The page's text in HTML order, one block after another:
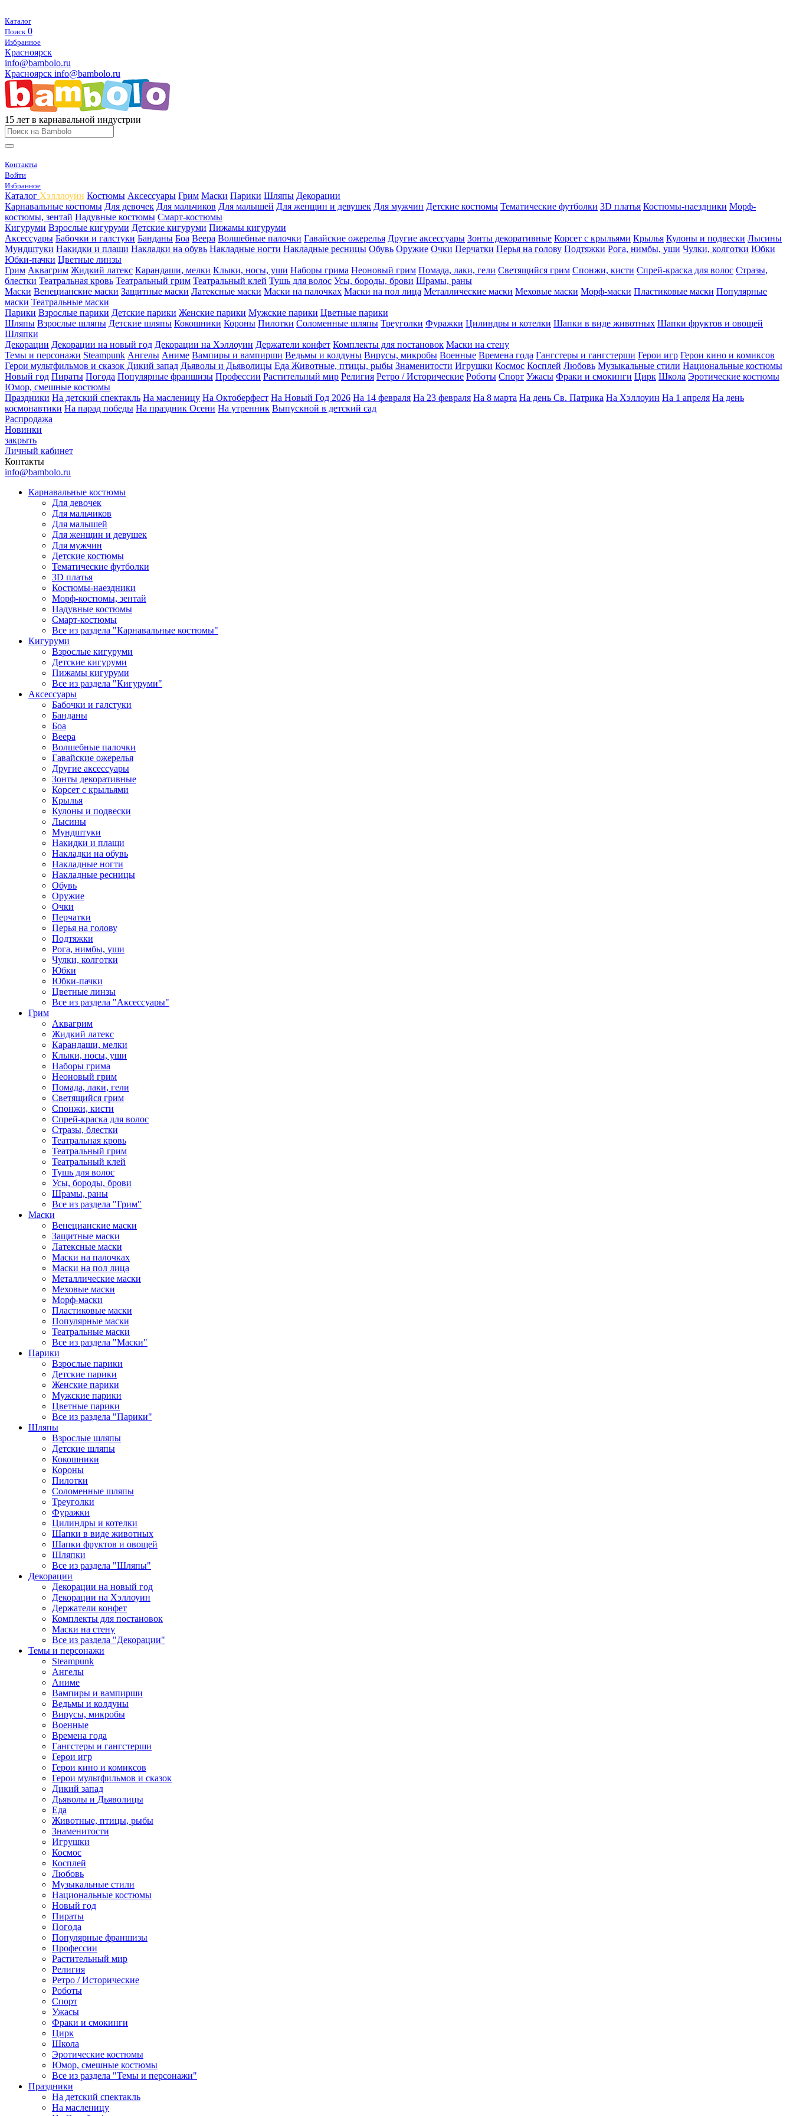
Каталог
Поиск 0
Избранное
Красноярск
info@bambolo.ru
Красноярск info@bambolo.ru
15 лет в карнавальной индустрии
Контакты
Войти
Избранное
Каталог Хэлллоуин Костюмы Аксессуары Грим Маски Парики Шляпы Декорации
Карнавальные костюмы Для девочек Для мальчиков Для малышей Для женщин и девушек Для мужчин Детские костюмы Тематические футболки 3D платья Костюмы-наездники Морф-
костюмы, зентай Надувные костюмы Смарт-костюмы
Кигуруми Взрослые кигуруми Детские кигуруми Пижамы кигуруми
Аксессуары Бабочки и галстуки Банданы Боа Веера Волшебные палочки Гавайские ожерелья Другие аксессуары Зонты декоративные Корсет с крыльями Крылья Кулоны и подвески Лысины
Мундштуки Накидки и плащи Накладки на обувь Накладные ногти Накладные ресницы Обувь Оружие Очки Перчатки Перья на голову Подтяжки Рога, нимбы, уши Чулки, колготки Юбки
Юбки-пачки Цветные линзы
Грим Аквагрим Жидкий латекс Карандаши, мелки Клыки, носы, уши Наборы грима Неоновый грим Помада, лаки, гели Светящийся грим Спонжи, кисти Спрей-краска для волос Стразы,
блестки Театральная кровь Театральный грим Театральный клей Тушь для волос Усы, бороды, брови Шрамы, раны
Маски Венецианские маски Защитные маски Латексные маски Маски на палочках Маски на пол лица Металлические маски Меховые маски Морф-маски Пластиковые маски Популярные
маски Театральные маски
Парики Взрослые парики Детские парики Женские парики Мужские парики Цветные парики
Шляпы Взрослые шляпы Детские шляпы Кокошники Короны Пилотки Соломенные шляпы Треуголки Фуражки Цилиндры и котелки Шапки в виде животных Шапки фруктов и овощей
Шляпки
Декорации Декорации на новый год Декорации на Хэллоуин Держатели конфет Комплекты для постановок Маски на стену
Темы и персонажи Steampunk Ангелы Аниме Вампиры и вампирши Ведьмы и колдуны Вирусы, микробы Военные Времена года Гангстеры и гангстерши Герои игр Герои кино и комиксов
Герои мультфильмов и сказок Дикий запад Дьяволы и Дьяволицы Еда Животные, птицы, рыбы Знаменитости Игрушки Космос Косплей Любовь Музыкальные стили Национальные костюмы
Новый год Пираты Погода Популярные франшизы Профессии Растительный мир Религия Ретро / Исторические Роботы Спорт Ужасы Фраки и смокинги Цирк Школа Эротические костюмы
Юмор, смешные костюмы
Праздники На детский спектакль На масленицу На Октоберфест На Новый Год 2026 На 14 февраля На 23 февраля На 8 марта На день Св. Патрика На Хэллоуин На 1 апреля На день
космонавтики На парад победы На праздник Осени На утренник Выпускной в детский сад
Распродажа
Новинки
закрыть
Личный кабинет
Контакты
info@bambolo.ru
Карнавальные костюмы
Для девочек
Для мальчиков
Для малышей
Для женщин и девушек
Для мужчин
Детские костюмы
Тематические футболки
3D платья
Костюмы-наездники
Морф-костюмы, зентай
Надувные костюмы
Смарт-костюмы
Все из раздела "Карнавальные костюмы"
Кигуруми
Взрослые кигуруми
Детские кигуруми
Пижамы кигуруми
Все из раздела "Кигуруми"
Аксессуары
Бабочки и галстуки
Банданы
Боа
Веера
Волшебные палочки
Гавайские ожерелья
Другие аксессуары
Зонты декоративные
Корсет с крыльями
Крылья
Кулоны и подвески
Лысины
Мундштуки
Накидки и плащи
Накладки на обувь
Накладные ногти
Накладные ресницы
Обувь
Оружие
Очки
Перчатки
Перья на голову
Подтяжки
Рога, нимбы, уши
Чулки, колготки
Юбки
Юбки-пачки
Цветные линзы
Все из раздела "Аксессуары"
Грим
Аквагрим
Жидкий латекс
Карандаши, мелки
Клыки, носы, уши
Наборы грима
Неоновый грим
Помада, лаки, гели
Светящийся грим
Спонжи, кисти
Спрей-краска для волос
Стразы, блестки
Театральная кровь
Театральный грим
Театральный клей
Тушь для волос
Усы, бороды, брови
Шрамы, раны
Все из раздела "Грим"
Маски
Венецианские маски
Защитные маски
Латексные маски
Маски на палочках
Маски на пол лица
Металлические маски
Меховые маски
Морф-маски
Пластиковые маски
Популярные маски
Театральные маски
Все из раздела "Маски"
Парики
Взрослые парики
Детские парики
Женские парики
Мужские парики
Цветные парики
Все из раздела "Парики"
Шляпы
Взрослые шляпы
Детские шляпы
Кокошники
Короны
Пилотки
Соломенные шляпы
Треуголки
Фуражки
Цилиндры и котелки
Шапки в виде животных
Шапки фруктов и овощей
Шляпки
Все из раздела "Шляпы"
Декорации
Декорации на новый год
Декорации на Хэллоуин
Держатели конфет
Комплекты для постановок
Маски на стену
Все из раздела "Декорации"
Темы и персонажи
Steampunk
Ангелы
Аниме
Вампиры и вампирши
Ведьмы и колдуны
Вирусы, микробы
Военные
Времена года
Гангстеры и гангстерши
Герои игр
Герои кино и комиксов
Герои мультфильмов и сказок
Дикий запад
Дьяволы и Дьяволицы
Еда
Животные, птицы, рыбы
Знаменитости
Игрушки
Космос
Косплей
Любовь
Музыкальные стили
Национальные костюмы
Новый год
Пираты
Погода
Популярные франшизы
Профессии
Растительный мир
Религия
Ретро / Исторические
Роботы
Спорт
Ужасы
Фраки и смокинги
Цирк
Школа
Эротические костюмы
Юмор, смешные костюмы
Все из раздела "Темы и персонажи"
Праздники
На детский спектакль
На масленицу